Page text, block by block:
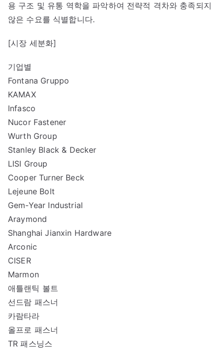
용 구조 및 유통 역학을 파악하여 전략적 격차와 충족되지
않은 수요를 식별합니다.
[시장 세분화]
기업별
Fontana Gruppo
KAMAX
Infasco
Nucor Fastener
Wurth Group
Stanley Black & Decker
LISI Group
Cooper Turner Beck
Lejeune Bolt
Gem-Year Industrial
Araymond
Shanghai Jianxin Hardware
Arconic
CISER
Marmon
애틀랜틱 볼트
선드람 패스너
카람타라
올프로 패스너
TR 패스닝스